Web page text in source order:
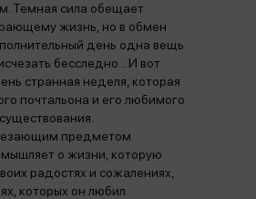
Темная сила обещает
жизнь, но в обмен
день одна вещь
бесследно... И вот
странная неделя, которая
почтальона и его любимого
предметом
о жизни, которую
радостях и сожалениях,
которых он любил